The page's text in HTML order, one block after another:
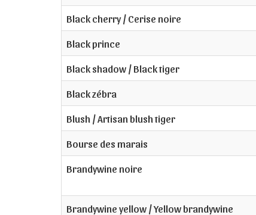
Black cherry / Cerise noire
Black prince
Black shadow / Black tiger
Black zébra
Blush / Artisan blush tiger
Bourse des marais
Brandywine noire
Brandywine yellow / Yellow brandywine